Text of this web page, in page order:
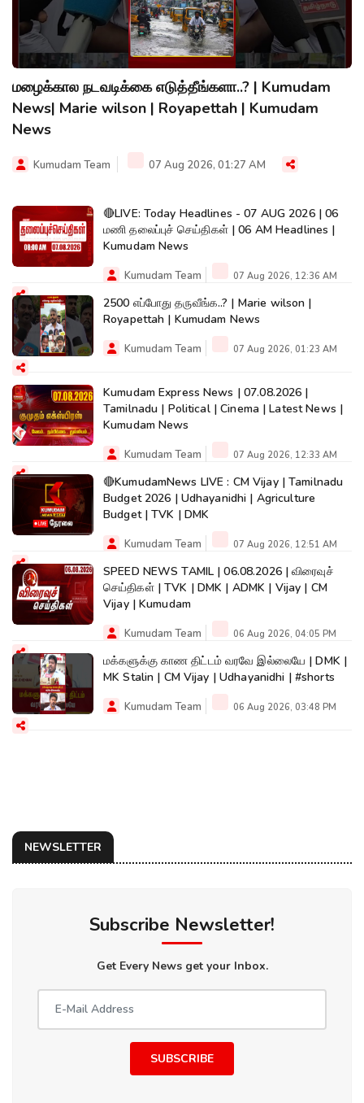
மழைக்கால நடவடிக்கை எடுத்தீங்களா..? | Kumudam
News| Marie wilson | Royapettah | Kumudam
News
Kumudam Team 07 Aug 2026, 01:27 AM
🔴LIVE: Today Headlines - 07 AUG 2026 | 06
மணி தலைப்புச் செய்திகள் | 06 AM Headlines |
Kumudam News
Kumudam Team 07 Aug 2026, 12:36 AM
2500 எப்போது தருவீங்க..? | Marie wilson |
Royapettah | Kumudam News
Kumudam Team 07 Aug 2026, 01:23 AM
Kumudam Express News | 07.08.2026 |
Tamilnadu | Political | Cinema | Latest News |
Kumudam News
Kumudam Team 07 Aug 2026, 12:33 AM
🔴KumudamNews LIVE : CM Vijay | Tamilnadu
Budget 2026 | Udhayanidhi | Agriculture
Budget | TVK | DMK
Kumudam Team 07 Aug 2026, 12:51 AM
SPEED NEWS TAMIL | 06.08.2026 | விரைவுச்
செய்திகள் | TVK | DMK | ADMK | Vijay | CM
Vijay | Kumudam
Kumudam Team 06 Aug 2026, 04:05 PM
மக்களுக்கு காண திட்டம் வரவே இல்லையே | DMK |
MK Stalin | CM Vijay | Udhayanidhi | #shorts
Kumudam Team 06 Aug 2026, 03:48 PM
NEWSLETTER
Subscribe Newsletter!
Get Every News get your Inbox.
SUBSCRIBE